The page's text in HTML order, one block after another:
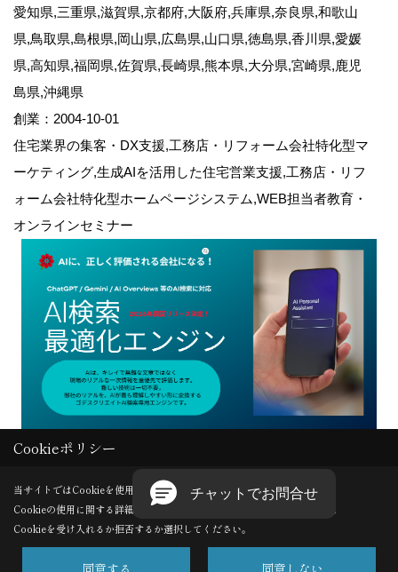
愛知県,三重県,滋賀県,京都府,大阪府,兵庫県,奈良県,和歌山
県,鳥取県,島根県,岡山県,広島県,山口県,徳島県,香川県,愛媛
県,高知県,福岡県,佐賀県,長崎県,熊本県,大分県,宮崎県,鹿児
島県,沖縄県
創業：2004-10-01
住宅業界の集客・DX支援,工務店・リフォーム会社特化型マ
ーケティング,生成AIを活用した住宅営業支援,工務店・リフ
ォーム会社特化型ホームページシステム,WEB担当者教育・
オンラインセミナー
Copyright (c) GODDESS CREATE. All Rights Reserved.
Produced byゴデスクリエイト
Cookieポリシー
当サイトではCookieを使用します。
Cookieの使用に関する詳細は 「プライバシーポリシー
」をご覧ください。
Cookieを受け入れるか拒否するか選択してください。
同意する 同意しない